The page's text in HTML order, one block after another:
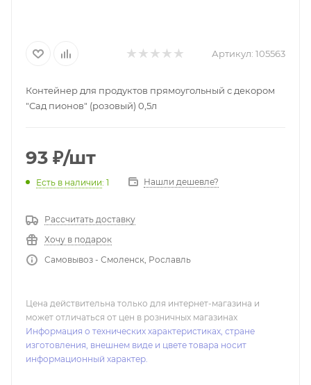
Артикул: 105563
Контейнер для продуктов прямоугольный с декором
"Сад пионов" (розовый) 0,5л
93 ₽/шт
Есть в наличии: 1 Нашли дешевле?
Рассчитать доставку
Хочу в подарок
Самовывоз - Смоленск, Рославль
Цена действительна только для интернет-магазина и
может отличаться от цен в розничных магазинах
Информация о технических характеристиках, стране
изготовления, внешнем виде и цвете товара носит
информационный характер.